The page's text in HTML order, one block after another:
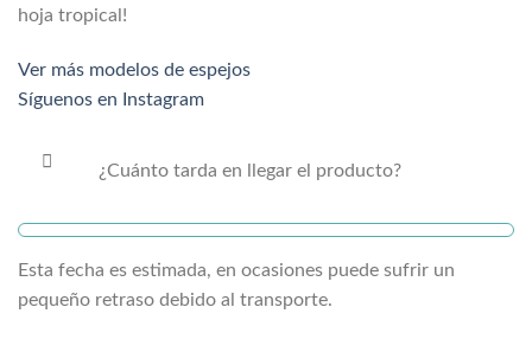
hoja tropical!
Ver más modelos de espejos
Síguenos en Instagram
¿Cuánto tarda en llegar el producto?
Esta fecha es estimada, en ocasiones puede sufrir un
pequeño retraso debido al transporte.